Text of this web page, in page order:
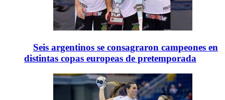
Seis argentinos se consagraron campeones en
distintas copas europeas de pretemporada